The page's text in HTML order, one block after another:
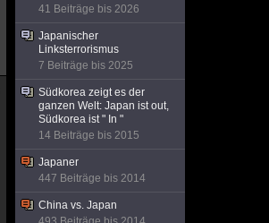
41 Beiträge bis 2026
Japanischer
Linksterrorismus
7 Beiträge bis 2025
Südkorea zeigt es der
ganzen Welt: Japan ist out,
Südkorea ist " In "
14 Beiträge bis 2015
Japaner
447 Beiträge bis 2014
China vs. Japan